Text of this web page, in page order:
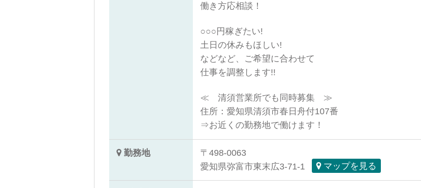
働き方応相談！
○○○円稼ぎたい!
土日の休みもほしい!
などなど、ご希望に合わせて
仕事を調整します!!
≪ 清須営業所でも同時募集 ≫
住所：愛知県清須市春日舟付107番
⇒お近くの勤務地で働けます！
勤務地
〒498-0063
愛知県弥富市東末広3-71-1
マップを見る